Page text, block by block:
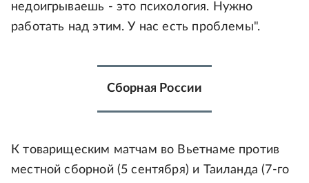
недоигрываешь - это психология. Нужно
работать над этим. У нас есть проблемы".
Сборная России
К товарищеским матчам во Вьетнаме против
местной сборной (5 сентября) и Таиланда (7-го